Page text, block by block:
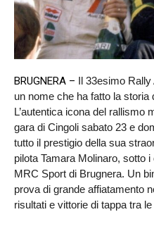
BRUGNERA – Il 33esimo
un nome che ha fatto la
L’autentica icona del rallismo
gara di Cingoli sabato 23 e
tutto il prestigio della sua
pilota Tamara Molinaro, sotto
MRC Sport di Brugnera. Un
prova di grande affiatamento
risultati e vittorie di tappa tra